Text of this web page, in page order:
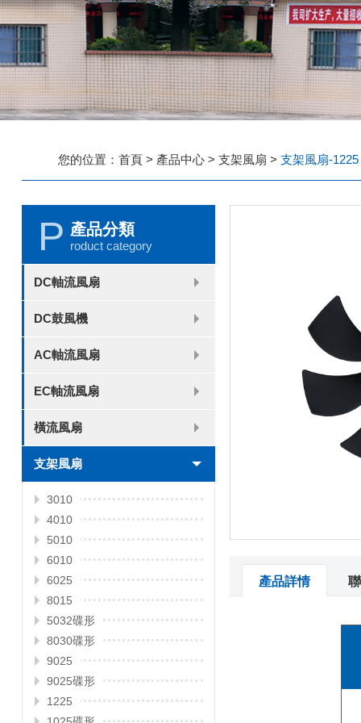
您的位置： 首頁> 產品中心> 支架風扇 > 支架風扇-1225
P 產品分類
roduct category
DC軸流風扇
2006
2010
2507
2510
3006
3007
3010
3510
4007
4010-B
4015
4020
4028
4510
5010
5015
5020
5025
6010
6015
6020
6025
6038
7010
7015
7025
8010
8015
8025-A
8025-B
8038
9025-B
8020
9238
1225-A
1225-B
1232
1238-A
1238-B
1425
1751
20060
DC鼓風機
2006
3507
4008
DFM4010B
4020
4506-A
4506-B
5008
5010
5015-A
5015-B
5016
5020-A
5020-B
5025-A
5025-B
6006
6008
6015-A
6015-B
6020
6025
6028-A
6028-B
7515
7525
7530-A
7530-B
8030-A
8030-B
9330-A
9330-C
9733
10033
1232
AC軸流風扇
8025
8038
9225
9238
1225
1238
1738
1751
2260
EC軸流風扇
6025
8025
8038
9225
9238
1238
橫流風扇
DC 030
支架風扇
3010
4010
5010
6010
6025
8015
5032碟形
8030碟形
9025
9025碟形
1225
產品詳情